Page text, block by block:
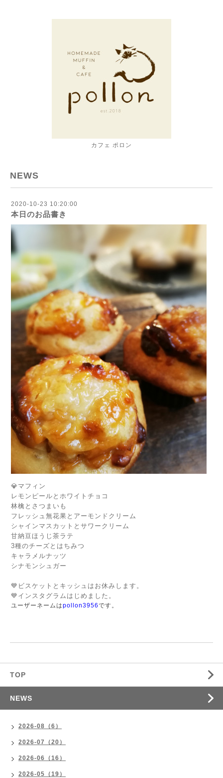
カフェ ポロン
NEWS
2020-10-23 10:20:00
本日のお品書き
💎マフィン
レモンピールとホワイトチョコ
林檎とさつまいも
フレッシュ無花果とアーモンドクリーム
シャインマスカットとサワークリーム
甘納豆ほうじ茶ラテ
3種のチーズとはちみつ
キャラメルナッツ
シナモンシュガー
💙ビスケットとキッシュはお休みします。
💙インスタグラムはじめました。
ユーザーネームはpollon3956です。
TOP
NEWS
2026-08（6）
2026-07（20）
2026-06（16）
2026-05（19）